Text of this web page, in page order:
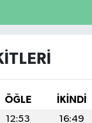
ÖĞLE İKINDI
12:53 16:49